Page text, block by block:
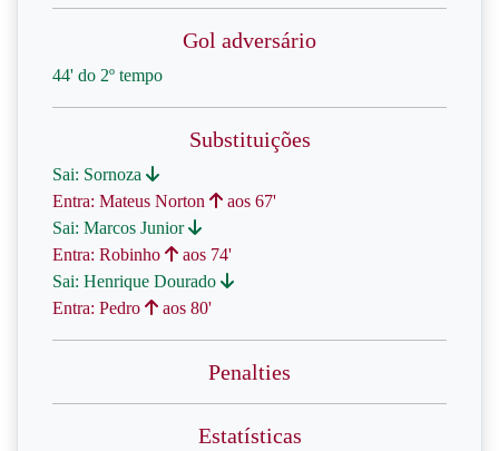
Gol adversário
44' do 2º tempo
Substituições
Sai: Sornoza
Entra: Mateus Norton
aos 67'
Sai: Marcos Junior
Entra: Robinho
aos 74'
Sai: Henrique Dourado
Entra: Pedro
aos 80'
Penalties
Estatísticas